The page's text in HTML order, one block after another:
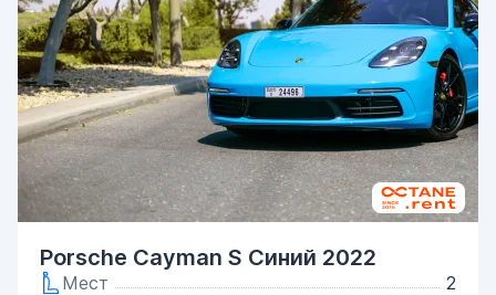
Porsche Cayman S Синий 2022
Мест
2